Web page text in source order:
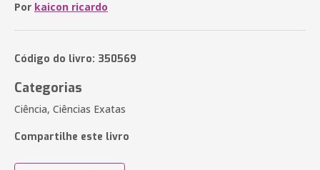
Por kaicon ricardo
Código do livro: 350569
Categorias
Ciência, Ciências Exatas
Compartilhe este livro